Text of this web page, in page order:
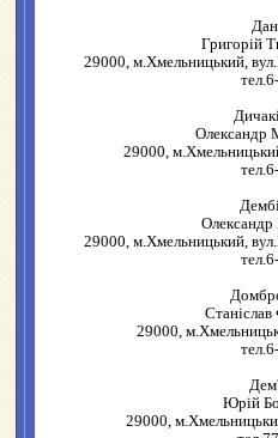
Григорій
29000, м.Хмельницький,
Олександр
29000,
Олександр
29000, м.Хмельницький,
Станіслав
29000,
Юрій
29000,